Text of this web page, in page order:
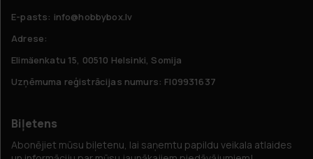
E-pasts: info@hobbybox.lv
Adrese:
Elimäenkatu 15, 00510 Helsinki, Somija
Uzņēmuma reģistrācijas numurs: FI09931637
Biļetens
Abonējiet mūsu biļetenu, lai saņemtu papildu veikala atlaides